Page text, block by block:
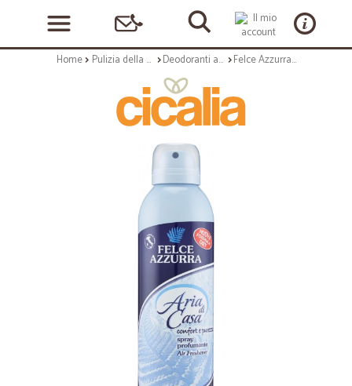
Home Pulizia della casa Deodoranti ambienti Felce Azzurra Aria di Casa muschio bianco Spray per Ambienti 250 ml